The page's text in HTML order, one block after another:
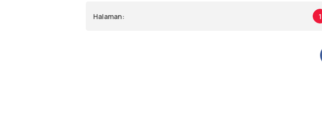
Halaman: 1